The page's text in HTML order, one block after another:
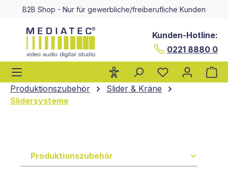
springen
B2B Shop - Nur für gewerbliche/freiberufliche Kunden
Kunden-Hotline:
0221 8880 0
Produktionszubehör
Slider & Kräne
Slidersysteme
Produktionszubehör